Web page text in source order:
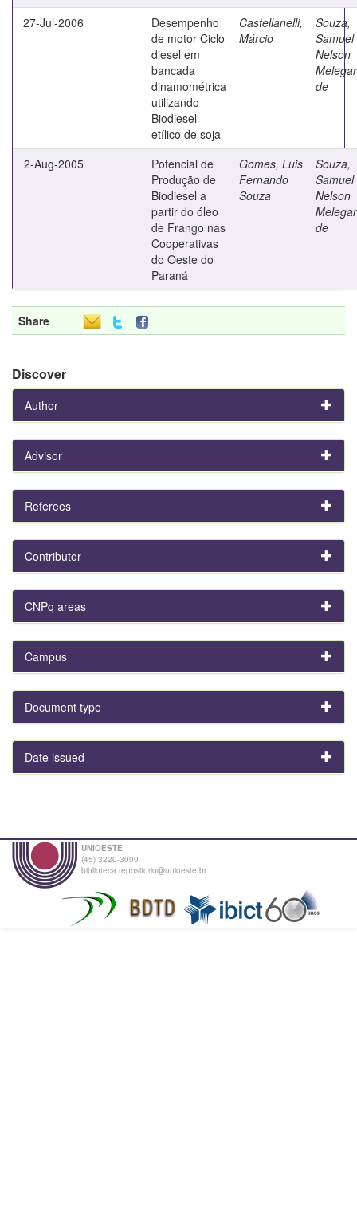
27-Jul-2006
Desempenho
de motor Ciclo
diesel em
bancada
dinamométrica
utilizando
Biodiesel
etílico de soja
Castellanelli,
Márcio
Souza,
Samuel
Nelson
de
2-Aug-2005
Potencial de
Produção de
Biodiesel a
partir do óleo
de Frango nas
Cooperativas
do Oeste do
Paraná
Gomes, Luis
Fernando
Souza
Souza,
Samuel
Nelson
de
Share
Discover
Author
Advisor
Referees
Contributor
CNPq areas
Campus
Document type
Date issued
UNIOESTE
(45) 3220-3000
biblioteca.repositorio@unioeste.br